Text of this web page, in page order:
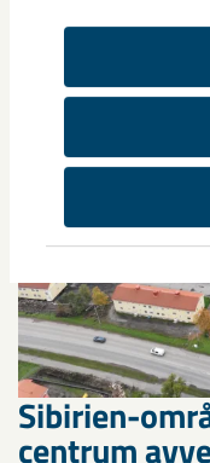
Sibirien-
centrum